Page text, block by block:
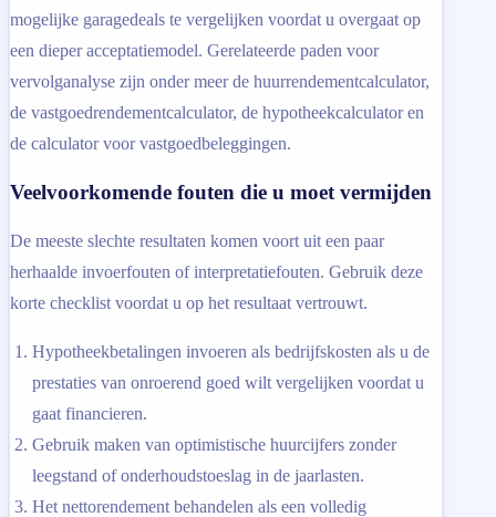
mogelijke garagedeals te vergelijken voordat u overgaat op
een dieper acceptatiemodel. Gerelateerde paden voor
vervolganalyse zijn onder meer de huurrendementcalculator,
de vastgoedrendementcalculator, de hypotheekcalculator en
de calculator voor vastgoedbeleggingen.
Veelvoorkomende fouten die u moet vermijden
De meeste slechte resultaten komen voort uit een paar
herhaalde invoerfouten of interpretatiefouten. Gebruik deze
korte checklist voordat u op het resultaat vertrouwt.
Hypotheekbetalingen invoeren als bedrijfskosten als u de
prestaties van onroerend goed wilt vergelijken voordat u
gaat financieren.
Gebruik maken van optimistische huurcijfers zonder
leegstand of onderhoudstoeslag in de jaarlasten.
Het nettorendement behandelen als een volledig